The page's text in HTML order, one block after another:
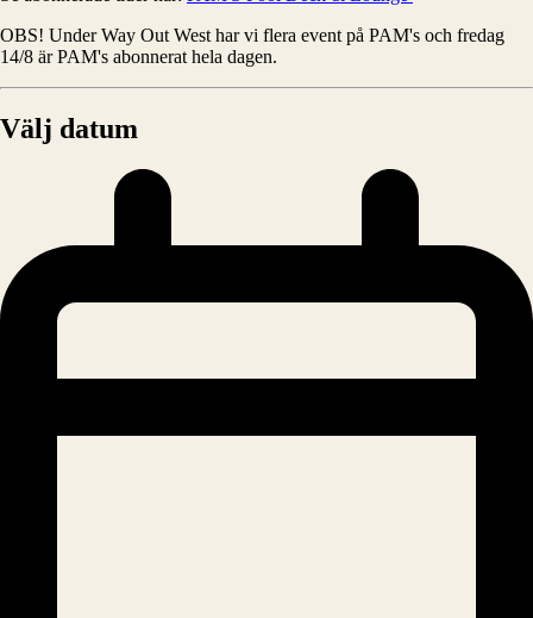
OBS! Under Way Out West har vi flera event på PAM's och fredag
14/8 är PAM's abonnerat hela dagen.
Välj datum